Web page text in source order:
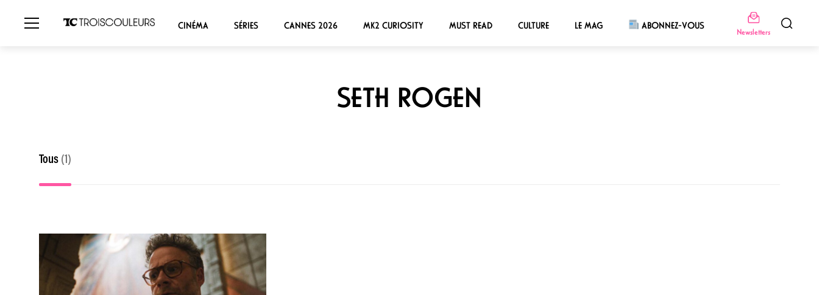
CINÉMA SÉRIES CANNES 2026 MK2 CURIOSITY MUST READ CULTURE LE MAG ABONNEZ-VOUS
Newsletters
SETH ROGEN
Tous (1)